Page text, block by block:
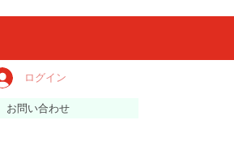
ログイン
お問い合わせ